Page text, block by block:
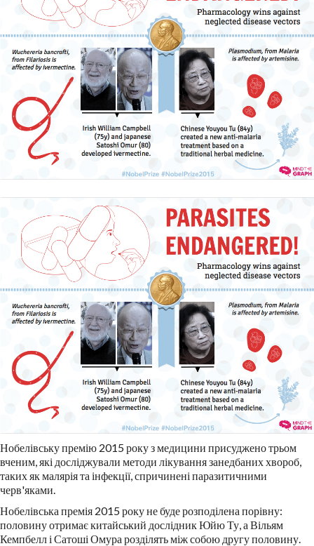
Нобелівську премію 2015 року з медицини присуджено трьом
вченим, які досліджували методи лікування занедбаних хвороб,
таких як малярія та інфекції, спричинені паразитичними
черв'яками.
Нобелівська премія 2015 року не буде розподілена порівну:
половину отримає китайський дослідник Юйю Ту, а Вільям
Кемпбелл і Сатоші Омура розділять між собою другу половину.